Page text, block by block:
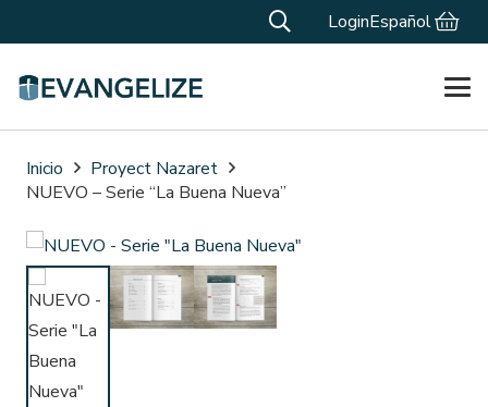
LoginEspañol
Inicio
Proyect Nazaret
NUEVO – Serie “La Buena Nueva”